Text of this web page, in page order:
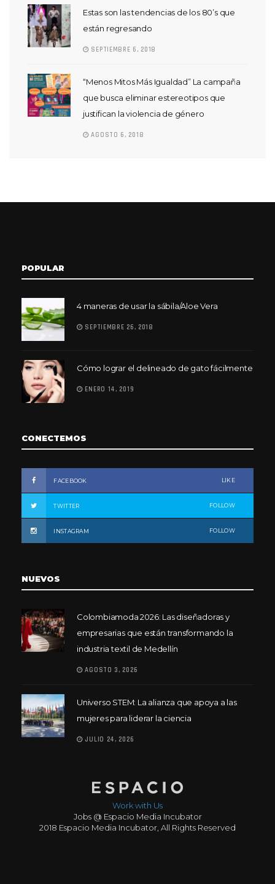
Estas son las tendencias de los 80’s que
están regresando
SEPTIEMBRE 6, 2018
“Menos Mitos Más Igualdad” La campaña
que busca eliminar estereotipos que
justifican la violencia de género
AGOSTO 6, 2018
POPULAR
4 maneras de usar la sábila/Aloe Vera
SEPTIEMBRE 26, 2018
Cómo lograr el delineado de gato fácilmente
ENERO 14, 2019
CONECTEMOS
FACEBOOK LIKE
TWITTER FOLLOW
INSTAGRAM FOLLOW
NUEVOS
Colombiamoda 2026: Las diseñadoras y
empresarias que están transformando la
industria textil de Medellín
AGOSTO 3, 2026
Universo STEM: La alianza que apoya a las
mujeres para liderar la ciencia
JULIO 24, 2026
Work with Us
Jobs @ Espacio Media Incubator
2018 Espacio Media Incubator, All Rights Reserved